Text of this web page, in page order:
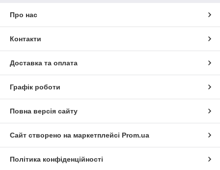
Про нас
Контакти
Доставка та оплата
Графік роботи
Повна версія сайту
Сайт створено на маркетплейсі Prom.ua
Політика конфіденційності